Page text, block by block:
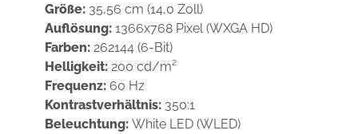
Größe: 35,56 cm (14,0 Zoll)
Auflösung: 1366x768 Pixel (WXGA HD)
Farben: 262144 (6-Bit)
Helligkeit: 200 cd/m²
Frequenz: 60 Hz
Kontrastverhältnis: 350:1
Beleuchtung: White LED (WLED)